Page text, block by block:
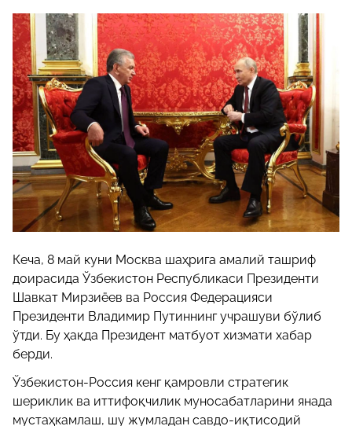
Кеча, 8 май куни Москва шаҳрига амалий ташриф
доирасида Ўзбекистон Республикаси Президенти
Шавкат Мирзиёев ва Россия Федерацияси
Президенти Владимир Путиннинг учрашуви бўлиб
ўтди. Бу ҳақда Президент матбуот хизмати хабар
берди.
Ўзбекистон-Россия кенг қамровли стратегик
шериклик ва иттифоқчилик муносабатларини янада
мустаҳкамлаш, шу жумладан савдо-иқтисодий